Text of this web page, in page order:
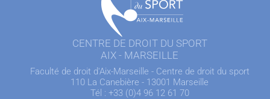
CENTRE DE DROIT DU SPORT
AIX - MARSEILLE
Faculté de droit d'Aix-Marseille - Centre de droit du sport
110 La Canebière - 13001 Marseille
Tél : +33 (0)4 96 12 61 70